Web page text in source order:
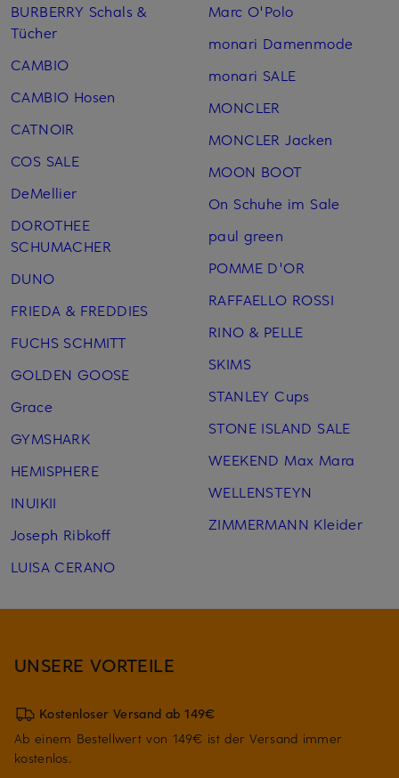
BURBERRY Schals &
Tücher
CAMBIO
CAMBIO Hosen
CATNOIR
COS SALE
DeMellier
DOROTHEE
SCHUMACHER
DUNO
FRIEDA & FREDDIES
FUCHS SCHMITT
GOLDEN GOOSE
Grace
GYMSHARK
HEMISPHERE
INUIKII
Joseph Ribkoff
LUISA CERANO
Marc O'Polo
monari Damenmode
monari SALE
MONCLER
MONCLER Jacken
MOON BOOT
On Schuhe im Sale
paul green
POMME D'OR
RAFFAELLO ROSSI
RINO & PELLE
SKIMS
STANLEY Cups
STONE ISLAND SALE
WEEKEND Max Mara
WELLENSTEYN
ZIMMERMANN Kleider
UNSERE VORTEILE
Kostenloser Versand ab 149€
Ab einem Bestellwert von 149€ ist der Versand immer
kostenlos.